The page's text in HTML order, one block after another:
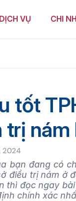
DỊCH VỤ CHI
tốt
trị nám
2024
bạn đang có
điều trị nám ở
thì đọc ngay
chính xác